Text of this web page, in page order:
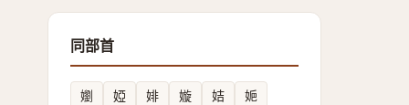
同部首
嬼 婭 婔 嫙 姞
㛂